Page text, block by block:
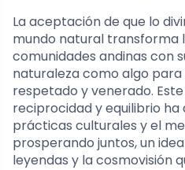
La aceptación de que lo
mundo natural transforma
comunidades andinas con
naturaleza como algo para
respetado y venerado.
reciprocidad y equilibrio ha
prácticas culturales y el
prosperando juntos, un
leyendas y la cosmovisión